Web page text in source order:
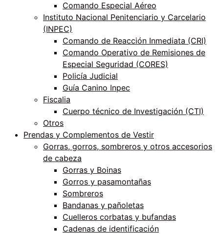
Comando Especial Aéreo
Instituto Nacional Penitenciario y Carcelario
(INPEC)
Comando de Reacción Inmediata (CRI)
Comando Operativo de Remisiones de
Especial Seguridad (CORES)
Policía Judicial
Guía Canino Inpec
Fiscalia
Cuerpo técnico de Investigación (CTI)
Otros
Prendas y Complementos de Vestir
Gorras, gorros, sombreros y otros accesorios
de cabeza
Gorras y Boinas
Gorros y pasamontañas
Sombreros
Bandanas y pañoletas
Cuelleros corbatas y bufandas
Cadenas de identificación